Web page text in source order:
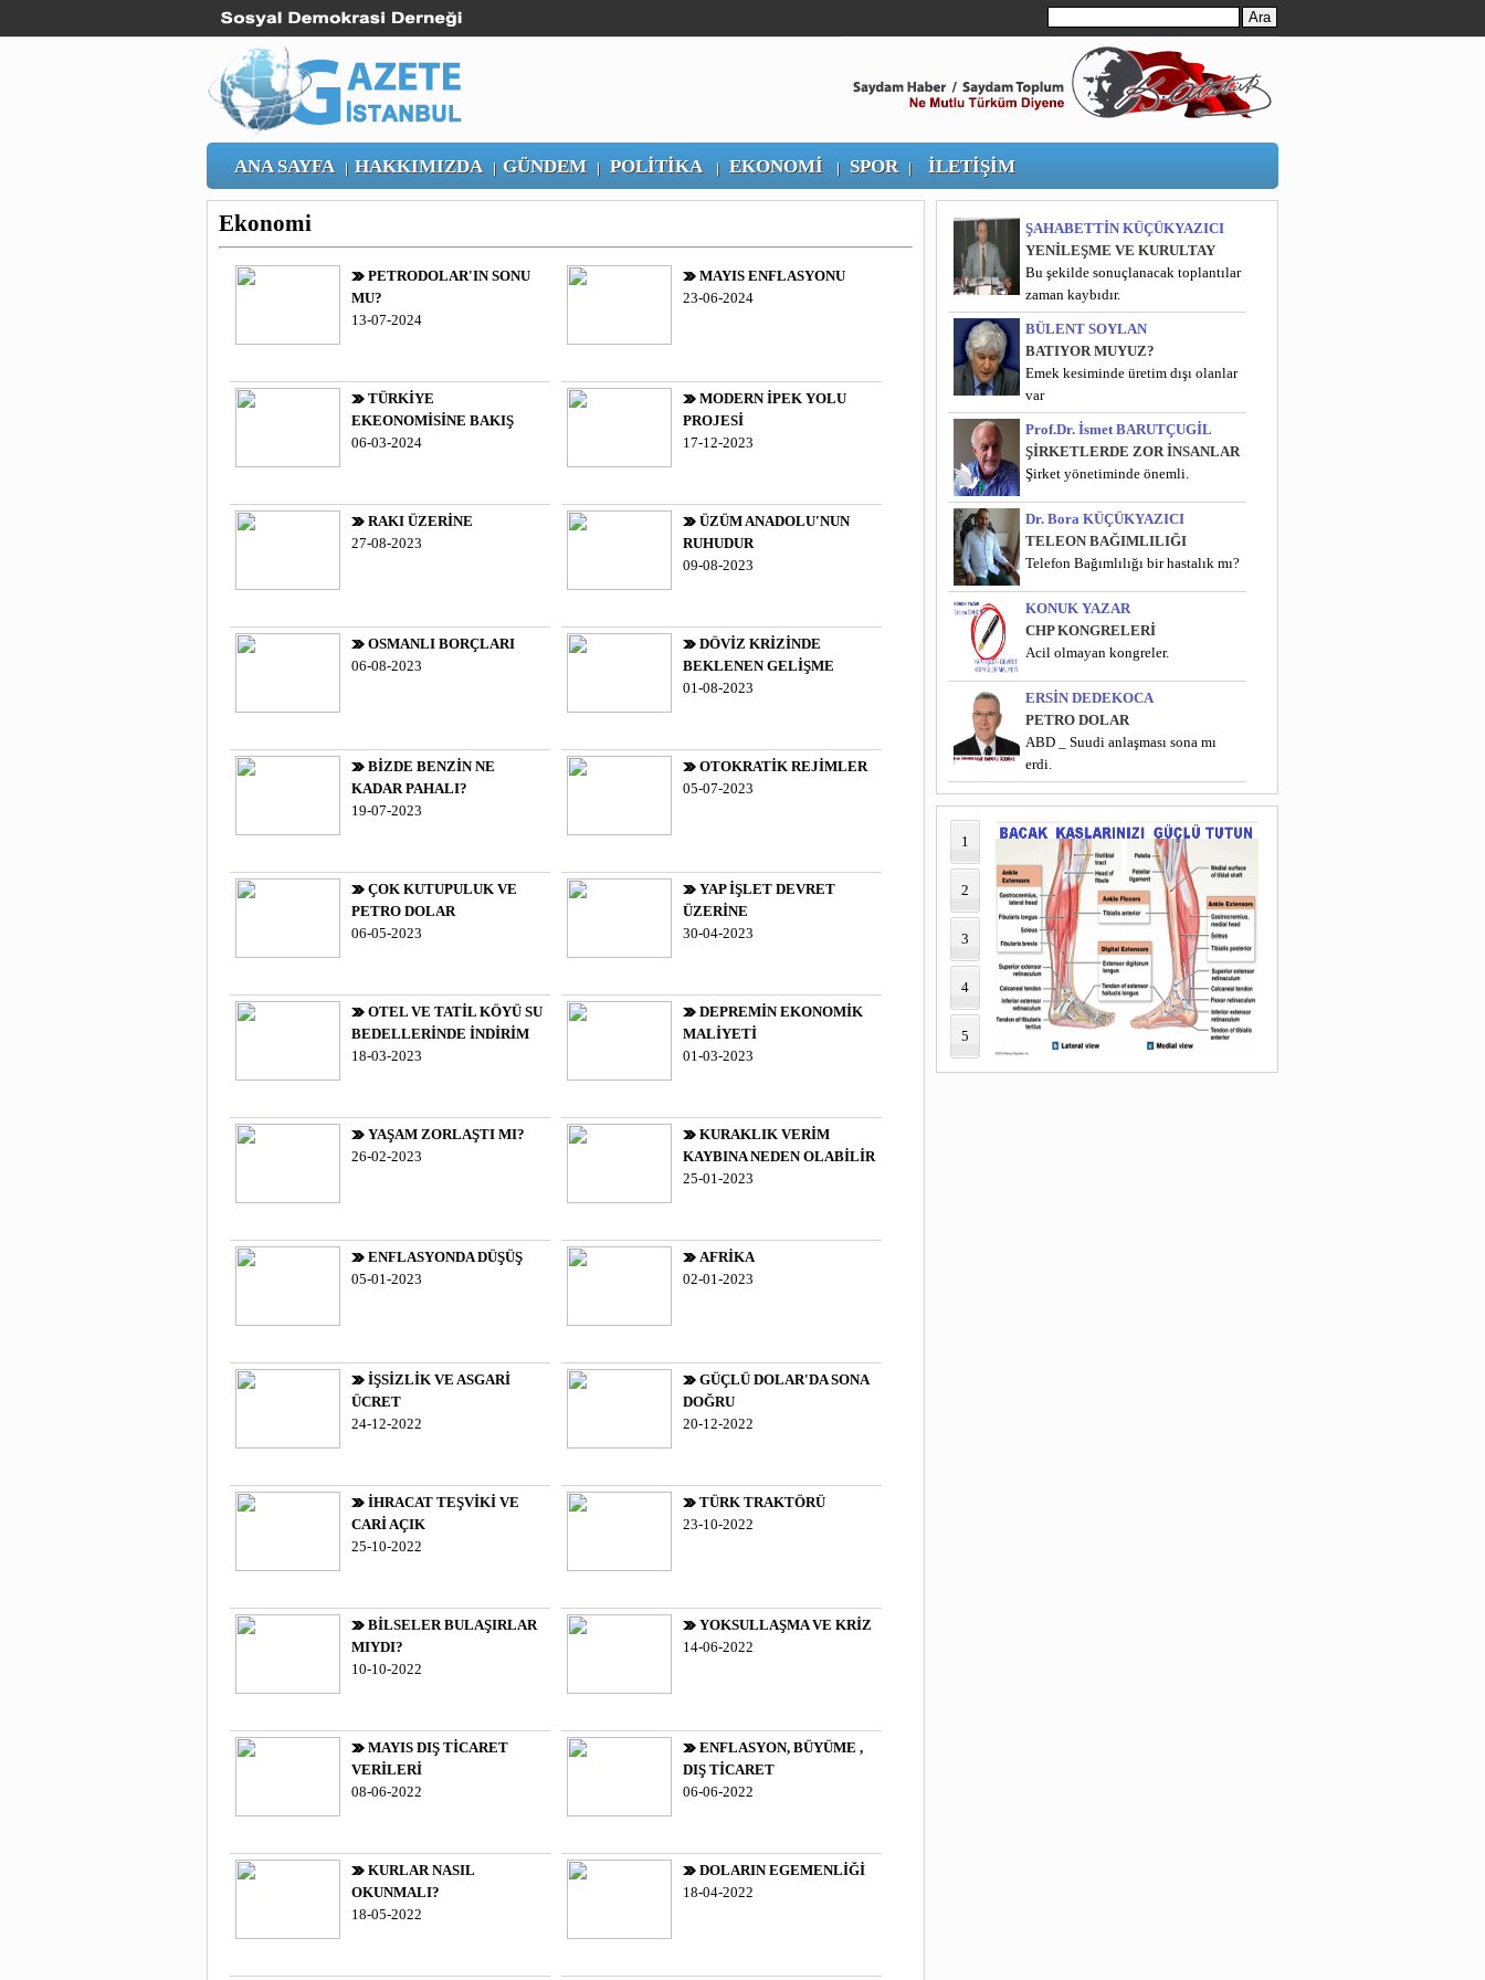
ANA SAYFA | HAKKIMIZDA | GÜNDEM| POLİTİKA | EKONOMİ | SPOR| İLETİŞİM
Ekonomi
PETRODOLAR'IN SONU
MU?
13-07-2024
MAYIS ENFLASYONU
23-06-2024
TÜRKİYE
EKEONOMİSİNE BAKIŞ
06-03-2024
MODERN İPEK YOLU
PROJESİ
17-12-2023
RAKI ÜZERİNE
27-08-2023
ÜZÜM ANADOLU'NUN
RUHUDUR
09-08-2023
OSMANLI BORÇLARI
06-08-2023
DÖVİZ KRİZİNDE
BEKLENEN GELİŞME
01-08-2023
BİZDE BENZİN NE
KADAR PAHALI?
19-07-2023
OTOKRATİK REJİMLER
05-07-2023
ÇOK KUTUPULUK VE
PETRO DOLAR
06-05-2023
YAP İŞLET DEVRET
ÜZERİNE
30-04-2023
OTEL VE TATİL KÖYÜ SU
BEDELLERİNDE İNDİRİM
18-03-2023
DEPREMİN EKONOMİK
MALİYETİ
01-03-2023
YAŞAM ZORLAŞTI MI?
26-02-2023
KURAKLIK VERİM
KAYBINA NEDEN OLABİLİR
25-01-2023
ENFLASYONDA DÜŞÜŞ
05-01-2023
AFRİKA
02-01-2023
İŞSİZLİK VE ASGARİ
ÜCRET
24-12-2022
GÜÇLÜ DOLAR'DA SONA
DOĞRU
20-12-2022
İHRACAT TEŞVİKİ VE
CARİ AÇIK
25-10-2022
TÜRK TRAKTÖRÜ
23-10-2022
BİLSELER BULAŞIRLAR
MIYDI?
10-10-2022
YOKSULLAŞMA VE KRİZ
14-06-2022
MAYIS DIŞ TİCARET
VERİLERİ
08-06-2022
ENFLASYON, BÜYÜME ,
DIŞ TİCARET
06-06-2022
KURLAR NASIL
OKUNMALI?
18-05-2022
DOLARIN EGEMENLİĞİ
18-04-2022
ŞAHABETTİN KÜÇÜKYAZICI
YENİLEŞME VE KURULTAY
Bu şekilde sonuçlanacak toplantılar
zaman kaybıdır.
BÜLENT SOYLAN
BATIYOR MUYUZ?
Emek kesiminde üretim dışı olanlar
var
Prof.Dr. İsmet BARUTÇUGİL
ŞİRKETLERDE ZOR İNSANLAR
Şirket yönetiminde önemli.
Dr. Bora KÜÇÜKYAZICI
TELEON BAĞIMLILIĞI
Telefon Bağımlılığı bir hastalık mı?
KONUK YAZAR
CHP KONGRELERİ
Acil olmayan kongreler.
ERSİN DEDEKOCA
PETRO DOLAR
ABD _ Suudi anlaşması sona mı
erdi.
1
2
3
4
5